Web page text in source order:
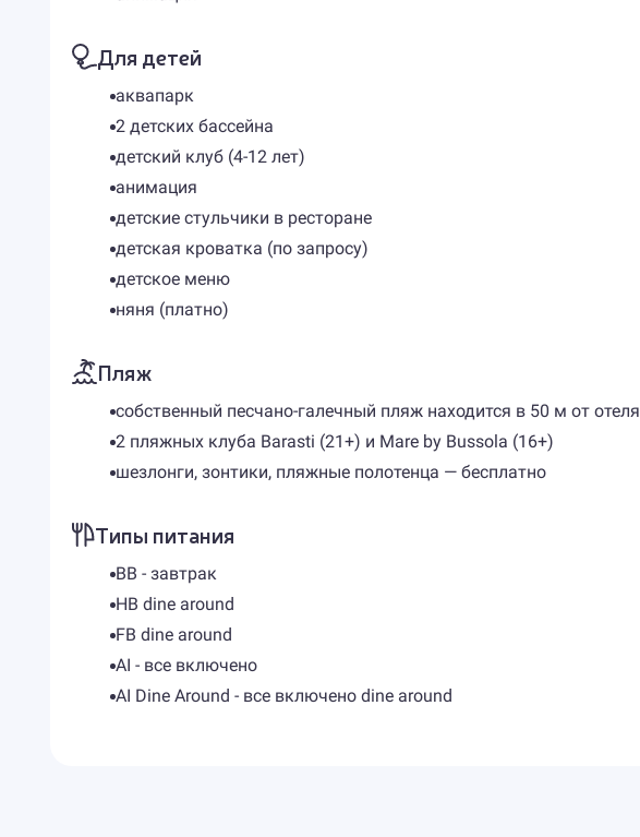
Для детей
аквапарк
2 детских бассейна
детский клуб (4-12 лет)
анимация
детские стульчики в ресторане
детская кроватка (по запросу)
детское меню
няня (платно)
Пляж
собственный песчано-галечный пляж находится в 50 м от отеля
2 пляжных клуба Barasti (21+) и Mare by Bussola (16+)
шезлонги, зонтики, пляжные полотенца — бесплатно
Типы питания
BB - завтрак
HB dine around
FB dine around
AI - все включено
AI Dine Around - все включено dine around